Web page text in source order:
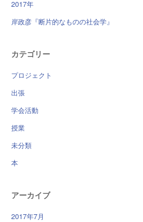
2017年
岸政彦『断片的なものの社会学』
カテゴリー
プロジェクト
出張
学会活動
授業
未分類
本
アーカイブ
2017年7月